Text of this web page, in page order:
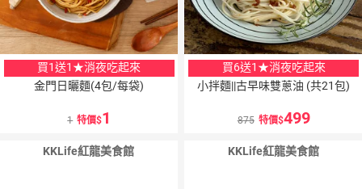
買1送1★消夜吃起來
金門日曬麵(4包/每袋)
1 特價 1
買6送1★消夜吃起來
小拌麵||古早味雙蔥油 (共21包)
875 特價 499
KKLife紅龍美食館 KKLife紅龍美食館